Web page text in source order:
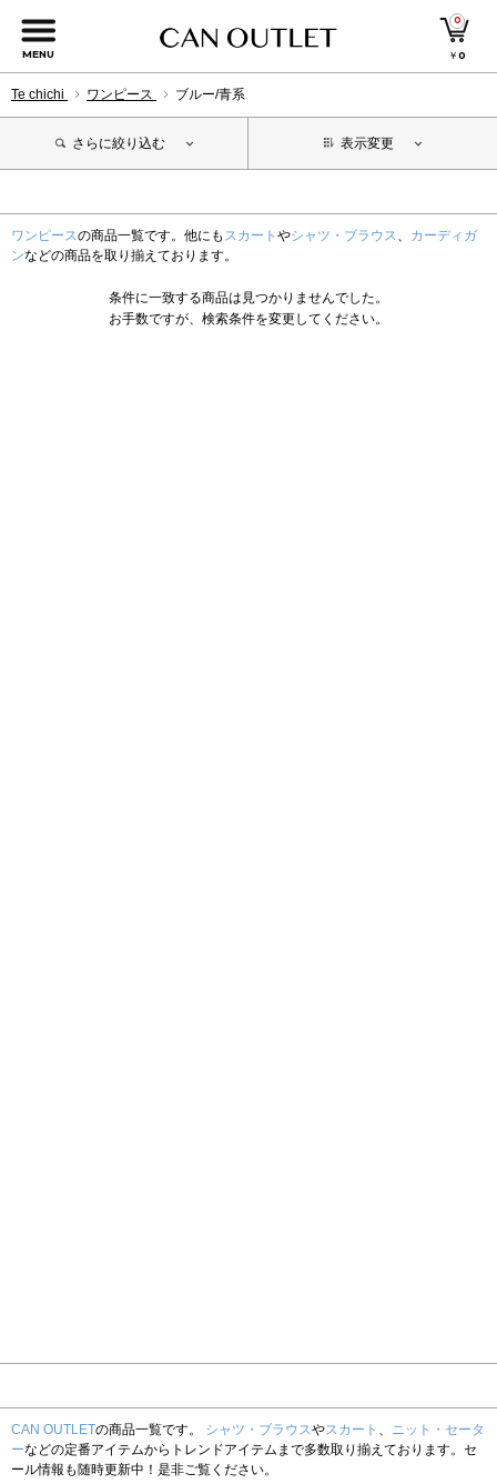
MENU
0
￥0
Te chichi ワンピース ブルー/青系
さらに絞り込む 表示変更
ワンピースの商品一覧です。他にも スカート やシャツ・ブラウス、 カーディガ
ンなどの商品を取り揃えております。
条件に一致する商品は見つかりませんでした。
お手数ですが、検索条件を変更してください。
CAN OUTLETの商品一覧です。 シャツ・ブラウスやスカート 、 ニット・セータ
ーなどの定番アイテムからトレンドアイテムまで多数取り揃えております。セ
ール情報も随時更新中！是非ご覧ください。